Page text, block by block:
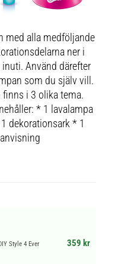
med alla medföljande
ner i
Använd därefter
som du själv vill.
finns i 3 olika tema.
* 1 lavalampa
dekorationsark * 1
Style 4 Ever 359 kr